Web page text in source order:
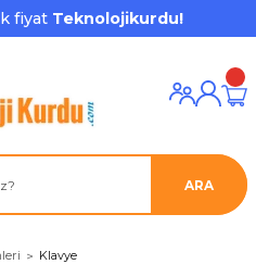
fiyat Teknolojikurdu!
ARA
Klavye